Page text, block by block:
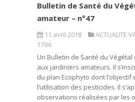
Bulletin de Santé du
amateur – n°47
11 avril 2018
ACTUALITE
1794
Un Bulletin de Santé du Végétal
aux jardiniers amateurs. Il
du plan Ecophyto dont l’objectif
l’utilisation des pesticides. Il
observations réalisées par les